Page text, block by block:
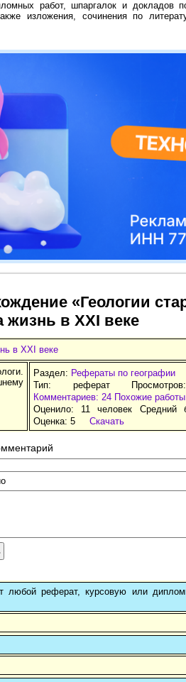
работ, шпаргалок и докладов
изложения, сочинения по
«Геологии
в XXI веке
в XXI веке
Раздел: Рефераты по географии
Тип: реферат
Комментариев: 24 Похожие работы
Оценило: 11 человек Средний
Оценка: 5 Скачать
любой реферат, курсовую или